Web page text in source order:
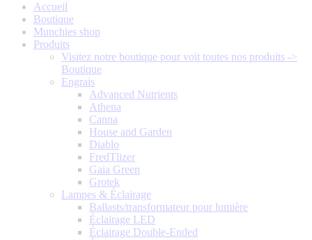
Accueil
Boutique
Munchies shop
Produits
Visitez notre boutique pour voit toutes nos produits ->
Boutique
Engrais
Advanced Nutrients
Athena
Canna
House and Garden
Diablo
FredTlizer
Gaia Green
Grotek
Lampes & Éclairage
Ballasts/transformateur pour lumière
Éclairage LED
Éclairage Double-Ended